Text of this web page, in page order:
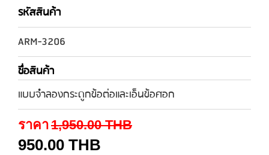
รหัสสินค้า
ARM-3206
ชื่อสินค้า
แบบจำลองกระดูกข้อต่อและเอ็นข้อศอก
ราคา1,950.00 THB
950.00 THB